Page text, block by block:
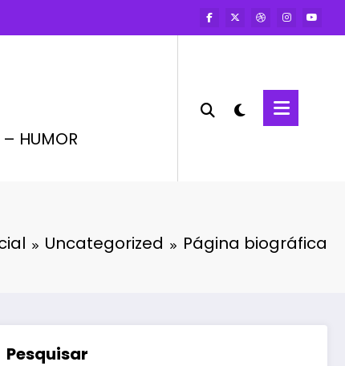
HUMOR
Uncategorized Página biográfica
Pesquisar